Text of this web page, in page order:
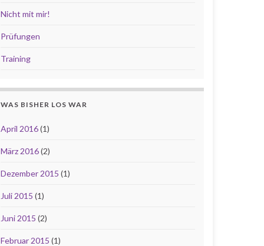
Nicht mit mir!
Prüfungen
Training
WAS BISHER LOS WAR
April 2016(1)
März 2016(2)
Dezember 2015 (1)
Juli 2015 (1)
Juni 2015 (2)
Februar 2015 (1)